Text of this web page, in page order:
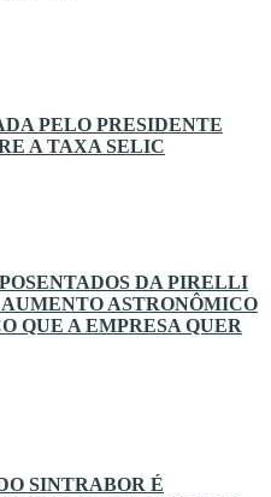
PELO PRESIDENTE
A TAXA SELIC
DA PIRELLI
ASTRONÔMICO
QUE A EMPRESA QUER
SINTRABOR É